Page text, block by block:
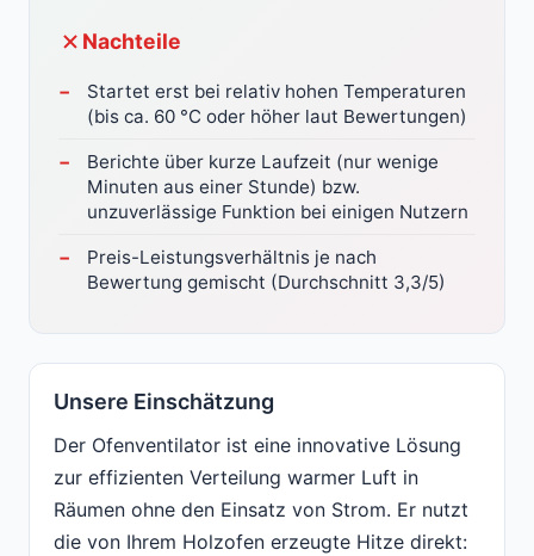
Nachteile
Startet erst bei relativ hohen Temperaturen
(bis ca. 60 °C oder höher laut Bewertungen)
Berichte über kurze Laufzeit (nur wenige
Minuten aus einer Stunde) bzw.
unzuverlässige Funktion bei einigen Nutzern
Preis-Leistungsverhältnis je nach
Bewertung gemischt (Durchschnitt 3,3/5)
Unsere Einschätzung
Der Ofenventilator ist eine innovative Lösung
zur effizienten Verteilung warmer Luft in
Räumen ohne den Einsatz von Strom. Er nutzt
die von Ihrem Holzofen erzeugte Hitze direkt: